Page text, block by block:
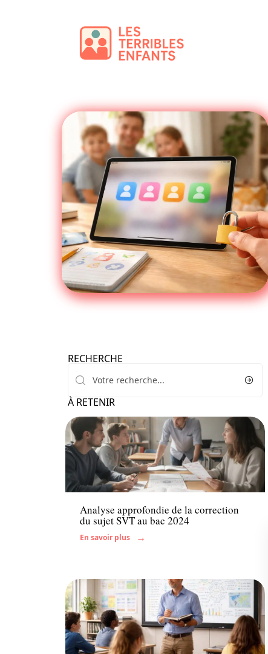
RECHERCHE
À RETENIR
Actu Enfant
Analyse approfondie de la correction
du sujet SVT au bac 2024
En savoir plus
Enfant